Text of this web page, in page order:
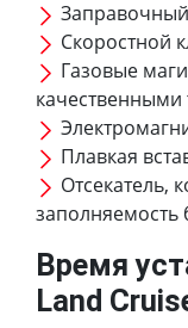
Скоростной
Газовые
Плавкая
Отсекатель,
заполняемость
Время
Land